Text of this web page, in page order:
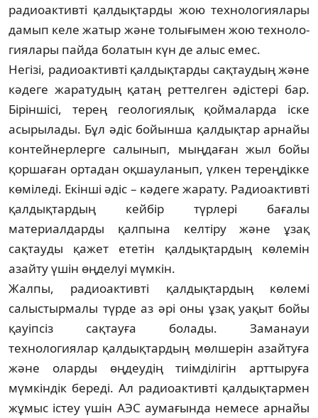
радиоактивті қалдық­тарды жою технологиялары
дамып келе жатыр және толығымен жою техноло­
гиялары пайда болатын күн де алыс емес.
Негізі, радиоактивті қалдықтарды сақтаудың және
кәдеге жаратудың қатаң реттелген әдістері бар.
Біріншісі, терең геологиялық қоймаларда іске
асырылады. Бұл әдіс бойынша қалдықтар арнайы
контейнерлерге салынып, мыңдаған жыл бойы
қоршаған ортадан оқшауланып, үлкен тереңдікке
көміледі. Екінші әдіс – кәдеге жарату. Ра­диоактивті
қалдық­тардың кейбір түрлері бағалы
материалдарды қалпына келтіру және ұзақ
сақтауды қажет ететін қалдық­тардың көлемін
азайту үшін өңделуі мүм­кін.
Жалпы, радиоактивті қалдықтардың көлемі
салыстырмалы түрде аз әрі оны ұзақ уақыт бойы
қауіпсіз сақтауға болады. Заманауи
технологиялар қалдықтардың мөлшерін азайтуға
және оларды өңдеудің тиімділігін арттыруға
мүмкіндік береді. Ал радиоактивті қалдықтармен
жұмыс істеу үшін АЭС аумағында немесе арнайы